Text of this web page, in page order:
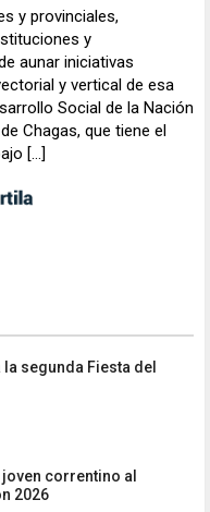
y provinciales,
y
aunar iniciativas
y vertical de esa
Social de la Nación
Chagas, que tiene el
[…]
segunda Fiesta del
correntino al
2026